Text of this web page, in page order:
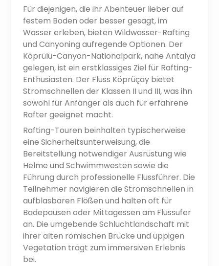
Für diejenigen, die ihr Abenteuer lieber auf
festem Boden oder besser gesagt, im
Wasser erleben, bieten Wildwasser-Rafting
und Canyoning aufregende Optionen. Der
Köprülü-Canyon-Nationalpark, nahe Antalya
gelegen, ist ein erstklassiges Ziel für Rafting-
Enthusiasten. Der Fluss Köprüçay bietet
Stromschnellen der Klassen II und III, was ihn
sowohl für Anfänger als auch für erfahrene
Rafter geeignet macht.
Rafting-Touren beinhalten typischerweise
eine Sicherheitsunterweisung, die
Bereitstellung notwendiger Ausrüstung wie
Helme und Schwimmwesten sowie die
Führung durch professionelle Flussführer. Die
Teilnehmer navigieren die Stromschnellen in
aufblasbaren Flößen und halten oft für
Badepausen oder Mittagessen am Flussufer
an. Die umgebende Schluchtlandschaft mit
ihrer alten römischen Brücke und üppigen
Vegetation trägt zum immersiven Erlebnis
bei.